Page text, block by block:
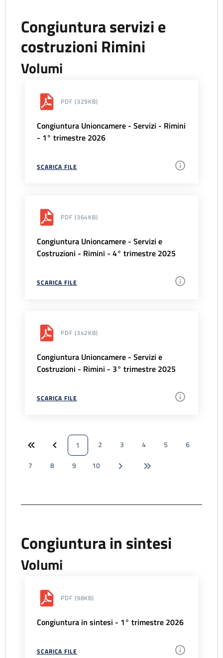
Congiuntura servizi e
costruzioni Rimini
Volumi
PDF (329KB)
Congiuntura Unioncamere - Servizi - Rimini
- 1° trimestre 2026
SCARICA FILE
PDF (364KB)
Congiuntura Unioncamere - Servizi e
Costruzioni - Rimini - 4° trimestre 2025
SCARICA FILE
PDF (342KB)
Congiuntura Unioncamere - Servizi e
Costruzioni - Rimini - 3° trimestre 2025
SCARICA FILE
1 2 3 4 5
6
7
8 9 10
Congiuntura in sintesi
Volumi
PDF (98KB)
Congiuntura in sintesi - 1° trimestre 2026
SCARICA FILE